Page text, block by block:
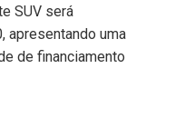
SUV será
apresentando uma
de financiamento